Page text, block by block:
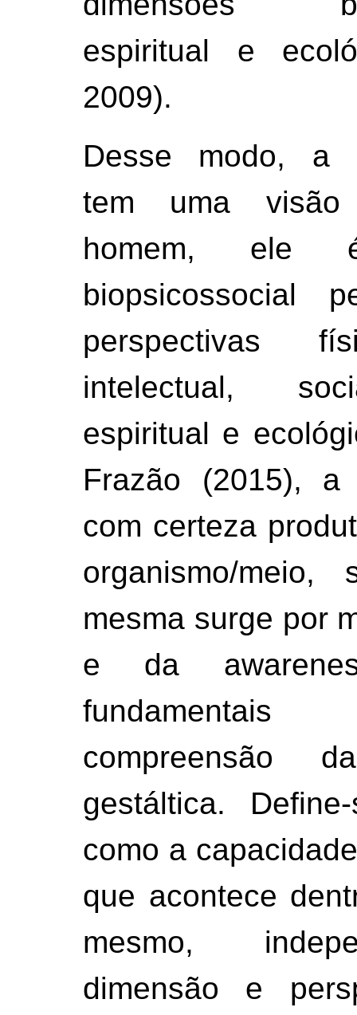
espiritual e
2009).
Desse modo, a
tem uma
homem,
biopsicossocial
perspectivas
intelectual,
espiritual e
Frazão (2015), a
com certeza
organismo/
mesma surge por
e da
compreensão
gestáltica.
como a
que acontece
mesmo,
dimensão e